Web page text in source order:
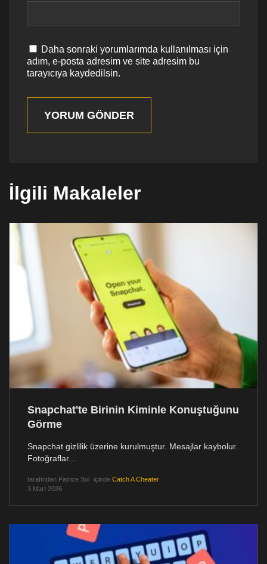
Daha sonraki yorumlarımda kullanılması için
adım, e-posta adresim ve site adresim bu
tarayıcıya kaydedilsin.
YORUM GÖNDER
İlgili Makaleler
Snapchat'te Birinin Kiminle Konuştuğunu
Görme
Snapchat gizlilik üzerine kurulmuştur. Mesajlar kaybolur.
Fotoğraflar...
tarafından Patrice Sol içinde Catch A Cheater
3 Mart 2026